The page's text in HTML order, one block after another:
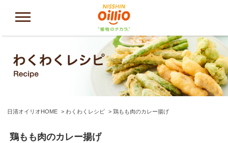
日清オイリオHOME わくわくレシピ 鶏もも肉のカレー揚げ
鶏もも肉のカレー揚げ